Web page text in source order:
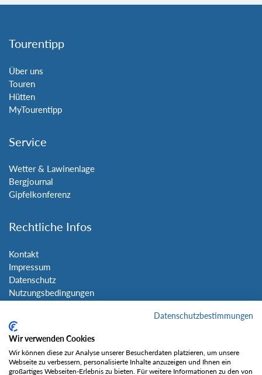
Tourentipp
Über uns
Touren
Hütten
MyTourentipp
Service
Wetter & Lawinenlage
Bergjournal
Gipfelkonferenz
Rechtliche Infos
Kontakt
Impressum
Datenschutz
Nutzungsbedingungen
Social Media
Datenschutzbestimmungen
Wir verwenden Cookies
Wir können diese zur Analyse unserer Besucherdaten platzieren, um unsere
Webseite zu verbessern, personalisierte Inhalte anzuzeigen und Ihnen ein
großartiges Webseiten-Erlebnis zu bieten. Für weitere Informationen zu den von